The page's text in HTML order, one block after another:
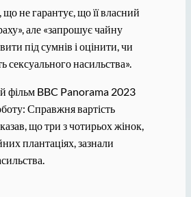
не гарантує, що її власний
але «запрошує чайну
під сумнів і оцінити, чи
сексуального насильства».
фільм BBC Panorama 2023
Справжня вартість
що три з чотирьох жінок,
плантаціях, зазнали